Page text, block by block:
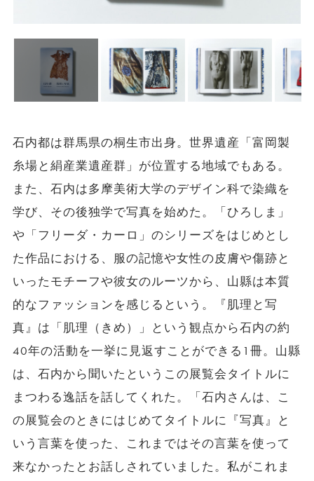
石内都は群馬県の桐生市出身。世界遺産「富岡製
糸場と絹産業遺産群」が位置する地域でもある。
また、石内は多摩美術大学のデザイン科で染織を
学び、その後独学で写真を始めた。「ひろしま」
や「フリーダ・カーロ」のシリーズをはじめとし
た作品における、服の記憶や女性の皮膚や傷跡と
いったモチーフや彼女のルーツから、山縣は本質
的なファッションを感じるという。『肌理と写
真』は「肌理（きめ）」という観点から石内の約
40年の活動を一挙に見返すことができる1冊。山縣
は、石内から聞いたというこの展覧会タイトルに
まつわる逸話を話してくれた。「石内さんは、こ
の展覧会のときにはじめてタイトルに『写真』と
いう言葉を使った、これまではその言葉を使って
来なかったとお話しされていました。私がこれま